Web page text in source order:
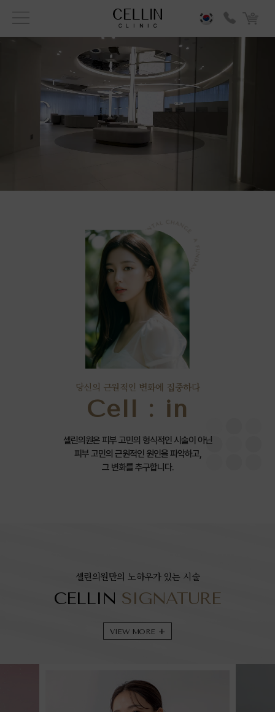
당신의 근원적인 변화에 집중하다
Cell : in
셀린의원은 피부 고민의 형식적인 시술이 아닌
피부 고민의 근원적인 원인을 파악하고,
그 변화를 추구합니다.
셀린의원만의 노하우가 있는 시술
CELLIN SIGNATURE
VIEW MORE +